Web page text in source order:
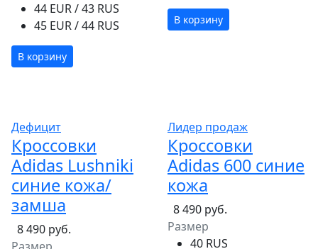
44 EUR / 43 RUS
45 EUR / 44 RUS
В корзину
В корзину
Дефицит
Кроссовки
Adidas Lushniki
синие кожа/
замша
8 490 руб.
Лидер продаж
Кроссовки
Adidas 600 синие
кожа
8 490 руб.
Размер
40 RUS